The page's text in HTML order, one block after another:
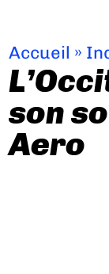
Accueil »
son
Aero